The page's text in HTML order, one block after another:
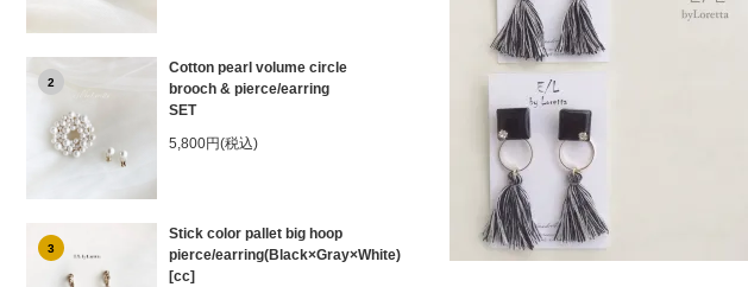
2
Cotton pearl volume circle
brooch & pierce/earring
SET
5,800円(税込)
3
Stick color pallet big hoop
pierce/earring(Black×Gray×White)
[cc]